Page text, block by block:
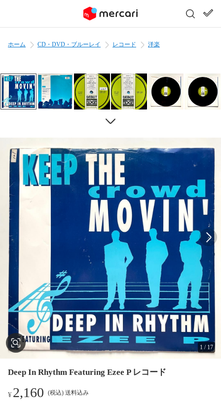
ホーム CD・DVD・ブルーレイ レコード 洋楽
1 / 17
Deep In Rhythm Featuring Ezee P レコード
¥2,160 (税込) 送料込み